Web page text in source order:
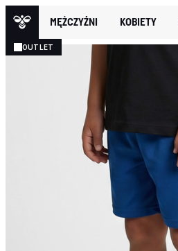
MĘŻCZYŹNI KOBIETY
OUTLET